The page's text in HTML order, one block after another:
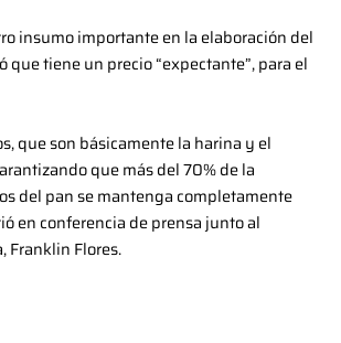
insumo importante en la elaboración del
que tiene un precio “expectante”, para el
que son básicamente la harina y el
que más del 70% de la
del pan se mantenga completamente
en conferencia de prensa junto al
Franklin Flores.